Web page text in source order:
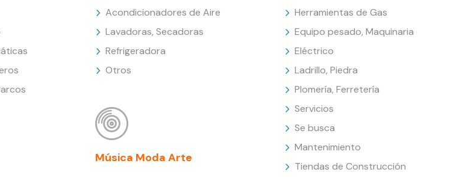
Acondicionadores de Aire
Lavadoras, Secadoras
Refrigeradora
Otros
Música Moda Arte
Herramientas de Gas
Equipo pesado, Maquinaria
Eléctrico
Ladrillo, Piedra
Plomería, Ferretería
Servicios
Se busca
Mantenimiento
Tiendas de Construcción